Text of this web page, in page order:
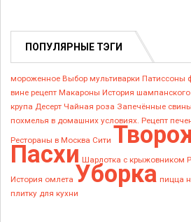
ПОПУЛЯРНЫЕ ТЭГИ
мороженное Выбор мультиварки Патиссоны
вине рецепт Макароны История шампанского
крупа Десерт Чайная роза Запечённые
похмелья в домашних условиях. Рецепт
Рестораны в Москва Сити
Пасхи Шарлотка с крыжовником
История омлета Уборка пицца
плитку для кухни